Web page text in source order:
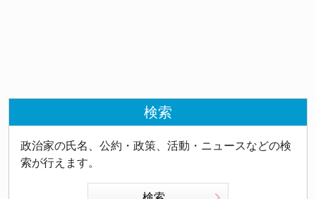
検索
政治家の氏名、公約・政策、活動・ニュースなどの検
索が行えます。